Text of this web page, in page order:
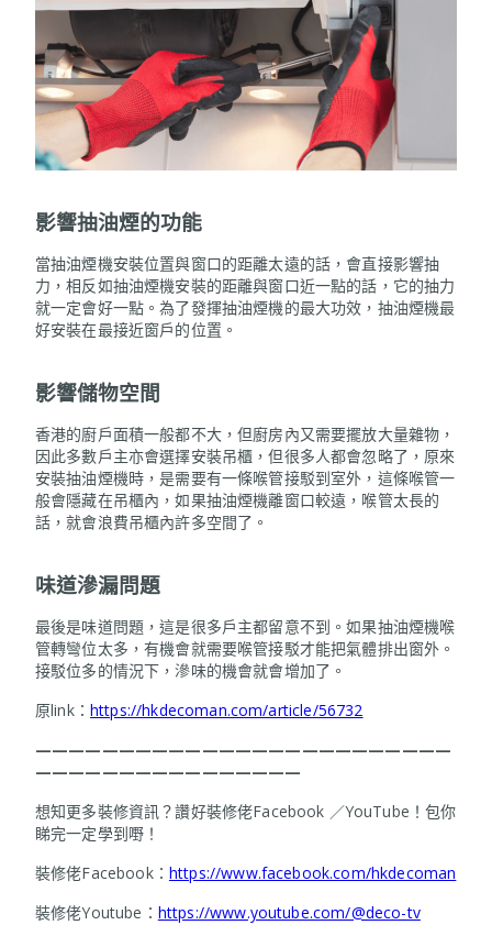
影響抽油煙的功能
當抽油煙機安裝位置與窗口的距離太遠的話，會直接影響抽
力，相反如抽油煙機安裝的距離與窗口近一點的話，它的抽力
就一定會好一點。為了發揮抽油煙機的最大功效，抽油煙機最
好安裝在最接近窗戶的位置。
影響儲物空間
香港的廚戶面積一般都不大，但廚房內又需要擺放大量雜物，
因此多數戶主亦會選擇安裝吊櫃，但很多人都會忽略了，原來
安裝抽油煙機時，是需要有一條喉管接駁到室外，這條喉管一
般會隱藏在吊櫃內，如果抽油煙機離窗口較遠，喉管太長的
話，就會浪費吊櫃內許多空間了。
味道滲漏問題
最後是味道問題，這是很多戶主都留意不到。如果抽油煙機喉
管轉彎位太多，有機會就需要喉管接駁才能把氣體排出窗外。
接駁位多的情況下，滲味的機會就會增加了。
原link： https://hkdecoman.com/article/56732
—————————————————————————
————————————————
想知更多裝修資訊？讚好裝修佬Facebook ／YouTube！包你
睇完一定學到嘢！
裝修佬Facebook： https://www.facebook.com/hkdecoman
裝修佬Youtube： https://www.youtube.com/@deco-tv